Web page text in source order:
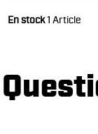
En stock 1 Article